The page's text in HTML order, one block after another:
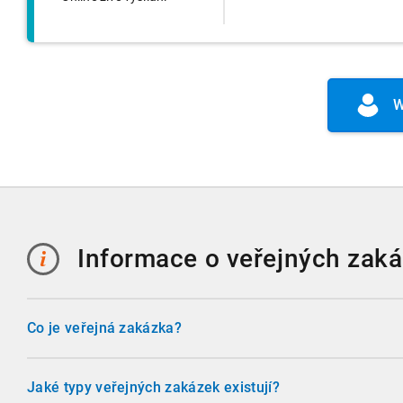
Informace o veřejných
Co je veřejná zakázka?
dodání zboží, poskytnutí služby nebo realizace
Jaké typy veřejných zakázek existují?